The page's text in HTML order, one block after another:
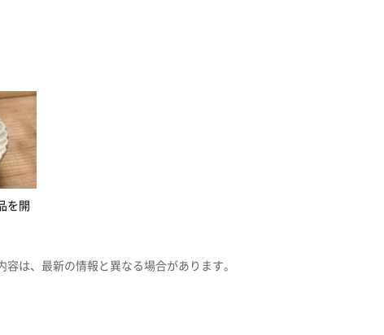
を開
容は、最新の情報と異なる場合があります。